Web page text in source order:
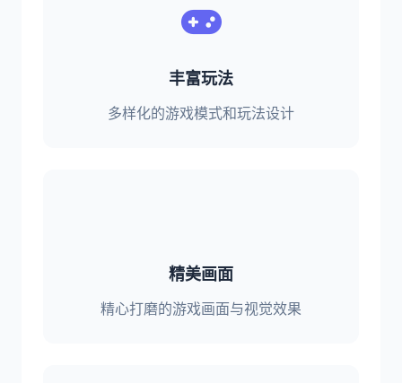
丰富玩法
多样化的游戏模式和玩法设计
精美画面
精心打磨的游戏画面与视觉效果